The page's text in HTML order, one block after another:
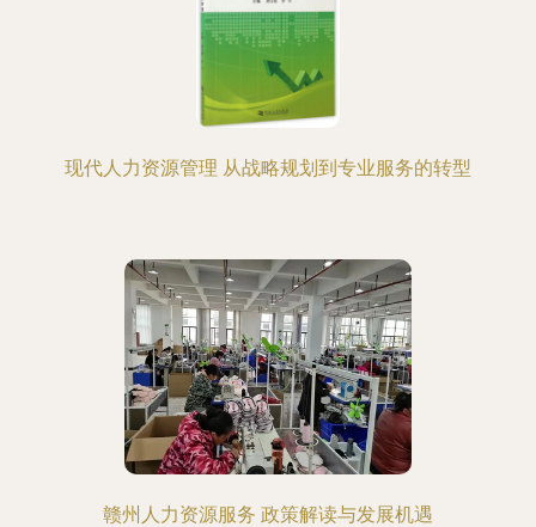
现代人力资源管理 从战略规划到专业服务的转型
赣州人力资源服务 政策解读与发展机遇